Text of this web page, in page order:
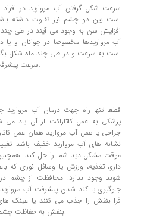
سرعت شکل گرفتن آب مرواريد در
است بين دو چشم نيز تفاوت داشته
افزايش سن به وجود می آیند در طي
آب مرواريدها مخصوصا در جوانان و يا
است به سرعت و در طي چند ماه شکل
سرعت پيشرفت آب مرواريد (کاتاراکت) میسر نیست.
قطعا تنها راه جهت درمان آب
پزشکی به عمل کاتاراکت از آن یاد
جراحی یا عمل آب مروارید همان عمل
نشانه های آب مرواريد خفيف باشد
موقت مشكل دید شما را حل کند.
دارو، تغذيه، ورزش يا وسائل نوري كه
شوند وجود ندارد. محافظت از چشم
جلوگيري يا كند شدن پيشرفت آب
فرا بنفش را جذب مي كنند يا عينك
بنفش به حفاظت چشم در مقابل نور خورشید کمک می کنند.